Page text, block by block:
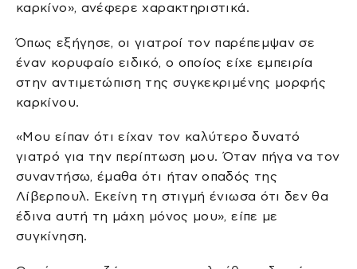
καρκίνο», ανέφερε χαρακτηριστικά.
Όπως εξήγησε, οι γιατροί τον παρέπεμψαν σε
έναν κορυφαίο ειδικό, ο οποίος είχε εμπειρία
στην αντιμετώπιση της συγκεκριμένης μορφής
καρκίνου.
«Μου είπαν ότι είχαν τον καλύτερο δυνατό
γιατρό για την περίπτωση μου. Όταν πήγα να τον
συναντήσω, έμαθα ότι ήταν οπαδός της
Λίβερπουλ. Εκείνη τη στιγμή ένιωσα ότι δεν θα
έδινα αυτή τη μάχη μόνος μου», είπε με
συγκίνηση.